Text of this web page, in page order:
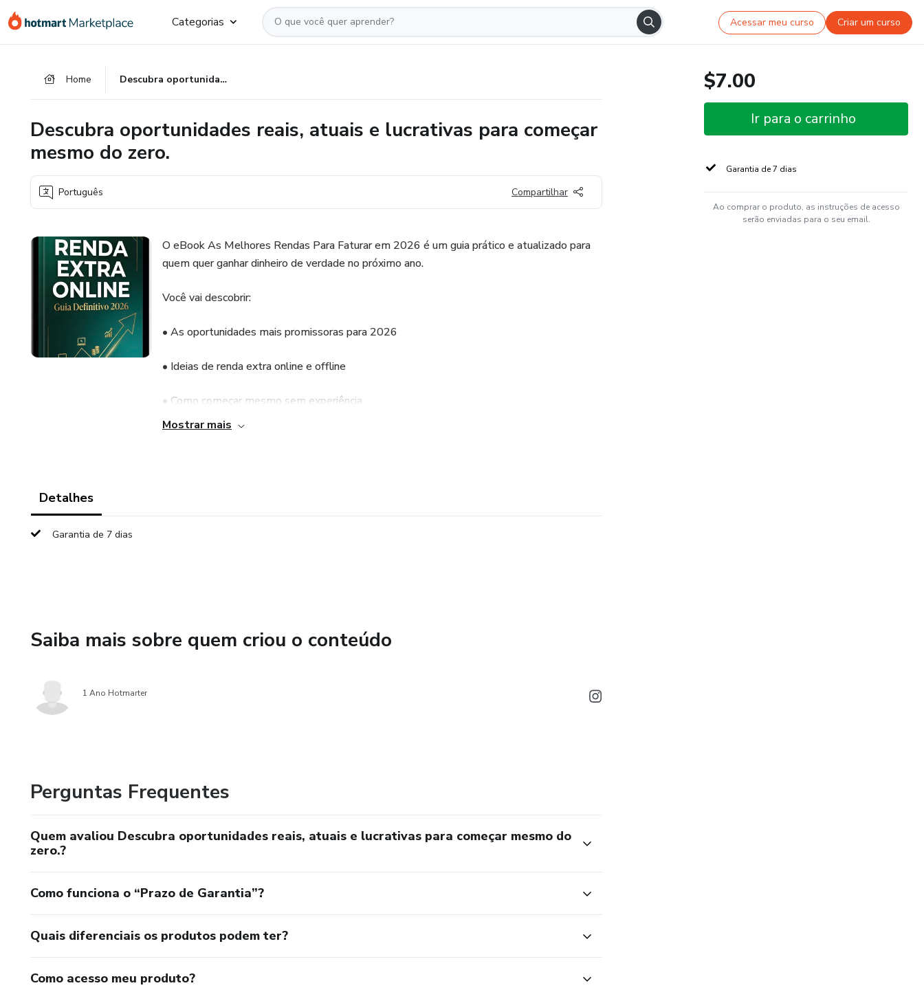
para
para
para
Categorias Acessar meu curso Criar um curso
Home Descubra oportunidades reais, atuais e lucrativas para começar mesmo do zero.
Descubra oportunidades reais, atuais e lucrativas para começar
mesmo do zero.
Português Compartilhar
O eBook As Melhores Rendas Para Faturar em 2026 é um guia prático e atualizado para
quem quer ganhar dinheiro de verdade no próximo ano.
Você vai descobrir:
• As oportunidades mais promissoras para 2026
• Ideias de renda extra online e offline
• Como começar mesmo sem experiência
Mostrar mais
Detalhes
Garantia de 7 dias
Saiba mais sobre quem criou o conteúdo
1 Ano Hotmarter
Perguntas Frequentes
Quem avaliou Descubra oportunidades reais, atuais e lucrativas para começar mesmo do
zero.?
Como funciona o “Prazo de Garantia”?
Quais diferenciais os produtos podem ter?
Como acesso meu produto?
$7.00
Ir para o carrinho
Garantia de 7 dias
Ao comprar o produto, as instruções de acesso
serão enviadas para o seu email.